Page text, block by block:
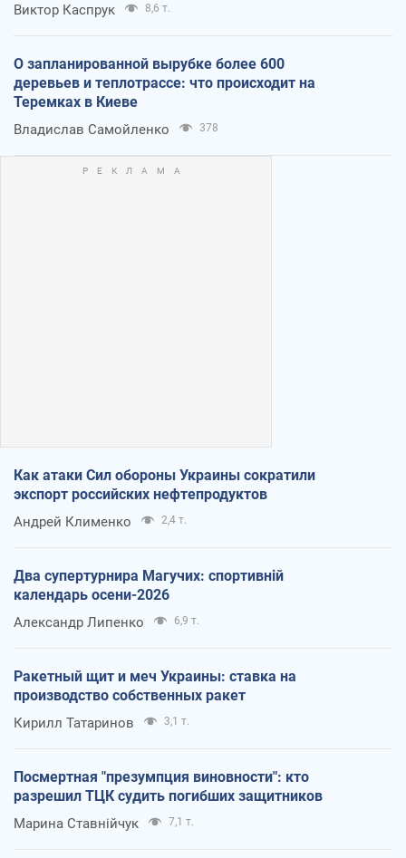
Виктор Каспрук 8,6 т.
О запланированной вырубке более 600
деревьев и теплотрассе: что происходит на
Теремках в Киеве
Владислав Самойленко 378
Как атаки Сил обороны Украины сократили
экспорт российских нефтепродуктов
Андрей Клименко 2,4 т.
Два супертурнира Магучих: спортивній
календарь осени-2026
Александр Липенко 6,9 т.
Ракетный щит и меч Украины: ставка на
производство собственных ракет
Кирилл Татаринов 3,1 т.
Посмертная "презумпция виновности": кто
разрешил ТЦК судить погибших защитников
Марина Ставнійчук 7,1 т.